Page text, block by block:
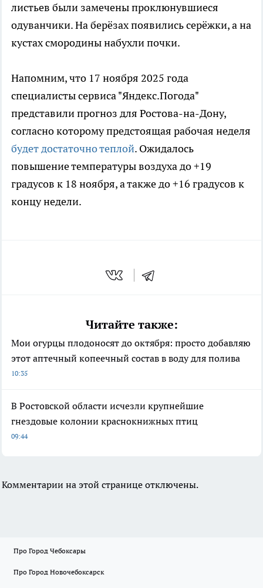
листьев были замечены проклюнувшиеся
одуванчики. На берёзах появились серёжки, а на
кустах смородины набухли почки.
Напомним, что 17 ноября 2025 года
специалисты сервиса "Яндекс.Погода"
представили прогноз для Ростова-на-Дону,
согласно которому предстоящая рабочая неделя
будет достаточно теплой. Ожидалось
повышение температуры воздуха до +19
градусов к 18 ноября, а также до +16 градусов к
концу недели.
Читайте также:
Мои огурцы плодоносят до октября: просто добавляю
этот аптечный копеечный состав в воду для полива
10:35
В Ростовской области исчезли крупнейшие
гнездовые колонии краснокнижных птиц
09:44
Комментарии на этой странице отключены.
Про Город Чебоксары
Про Город Новочебоксарск